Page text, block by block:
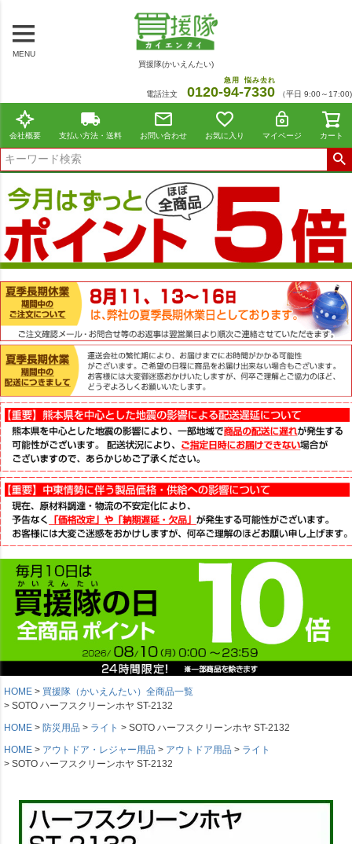
MENU
買援隊(かいえんたい)
電話注文 0120-94
急用
-7330
悩み去れ
（平日 9:00～17:00)
会社概要 支払い方法・送料 お問い合わせ お気に入り マイページ カート
HOME
買援隊（かいえんたい）全商品一覧
SOTO ハーフスクリーンホヤ ST-2132
HOME
防災用品 ライト
SOTO ハーフスクリーンホヤ ST-2132
HOME
アウトドア・レジャー用品 アウトドア用品
ライト
SOTO ハーフスクリーンホヤ ST-2132